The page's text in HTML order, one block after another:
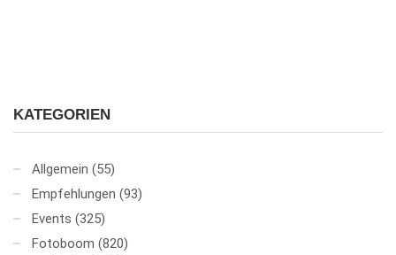
KATEGORIEN
Allgemein (55)
Empfehlungen (93)
Events (325)
Fotoboom (820)